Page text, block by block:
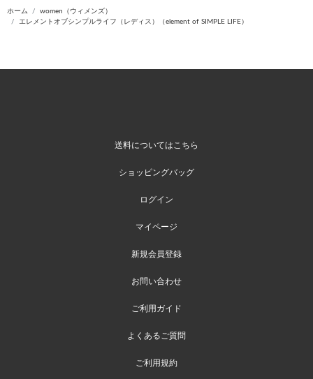
ホーム
women（ウィメンズ）
エレメントオブシンプルライフ（レディス）（element of SIMPLE LIFE）
送料についてはこちら
ショッピングバッグ
ログイン
マイページ
新規会員登録
お問い合わせ
ご利用ガイド
よくあるご質問
ご利用規約